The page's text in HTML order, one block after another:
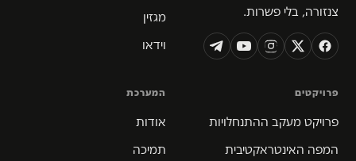
צנזורה, בלי פשרות.
מגזין
וידאו
פרויקטים
פרויקט מעקב ההתנחלויות
המפה האינטראקטיבית
המערכת
אודות
תמיכה